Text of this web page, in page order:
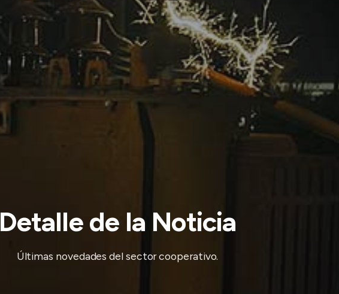
Detalle de la Noticia
Últimas novedades del sector cooperativo.